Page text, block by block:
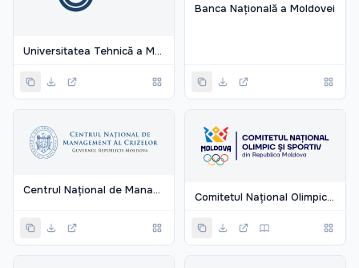
Universitatea Tehnică a Moldovei
Banca Națională a Moldovei
Centrul Național de Management al Crizelor
Comitetul Național Olimpic și Sportiv din Republica Moldova